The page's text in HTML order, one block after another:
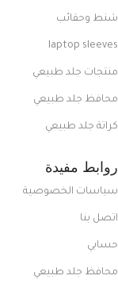
شنط وحقائب
laptop sleeves
منتجات جلد طبيعي
محافظ جلد طبيعي
كراتة جلد طبيعي
روابط مفيدة
سياسات الخصوصية
اتصل بنا
حسابي
محافظ جلد طبيعي